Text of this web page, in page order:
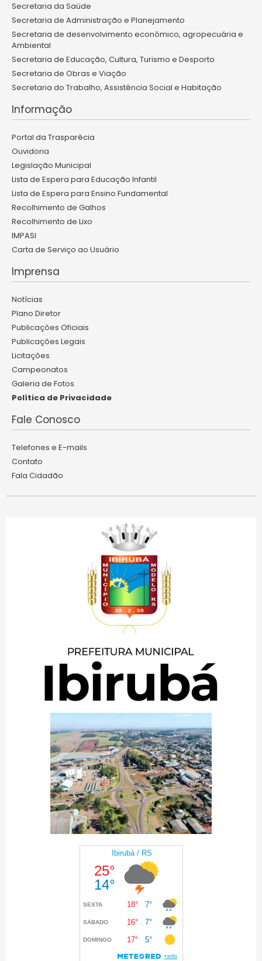
Secretaria da Saúde
Secretaria de Administração e Planejamento
Secretaria de desenvolvimento econômico, agropecuária e
Ambiental
Secretaria de Educação, Cultura, Turismo e Desporto
Secretaria de Obras e Viação
Secretaria do Trabalho, Assistência Social e Habitação
Informação
Portal da Trasparêcia
Ouvidoria
Legislação Municipal
Lista de Espera para Educação Infantil
Lista de Espera para Ensino Fundamental
Recolhimento de Galhos
Recolhimento de Lixo
IMPASI
Carta de Serviço ao Usuário
Imprensa
Notícias
Plano Diretor
Publicações Oficiais
Publicações Legais
Licitações
Campeonatos
Galeria de Fotos
Política de Privacidade
Fale Conosco
Telefones e E-mails
Contato
Fala Cidadão